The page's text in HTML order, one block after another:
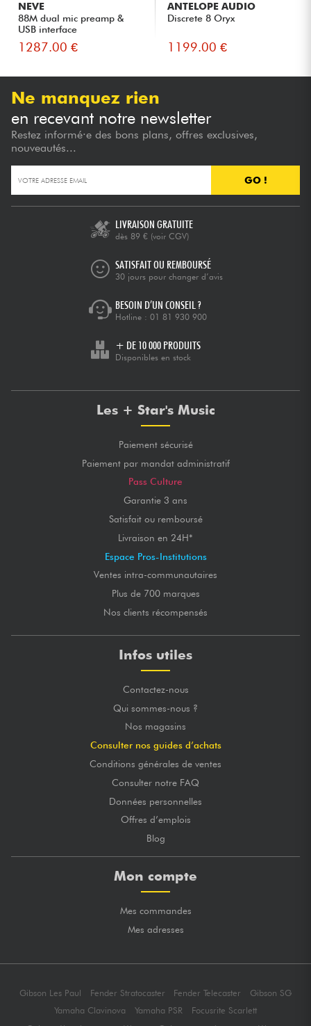
NEVE
88M dual mic preamp &
USB interface
1287.00 €
ANTELOPE AUDIO
Discrete 8 Oryx
1199.00 €
Ne manquez rien
en recevant notre newsletter
Restez informé·e des bons plans, offres exclusives,
nouveautés...
GO !
LIVRAISON GRATUITE
dès 89 € (voir CGV)
SATISFAIT OU REMBOURSÉ
30 jours pour changer d’avis
BESOIN D’UN CONSEIL ?
Hotline : 01 81 930 900
+ DE 10 000 PRODUITS
Disponibles en stock
Les + Star's Music
Paiement sécurisé
Paiement par mandat administratif
Pass Culture
Garantie 3 ans
Satisfait ou remboursé
Livraison en 24H*
Espace Pros-Institutions
Ventes intra-communautaires
Plus de 700 marques
Nos clients récompensés
Infos utiles
Contactez-nous
Qui sommes-nous ?
Nos magasins
Consulter nos guides d’achats
Conditions générales de ventes
Consulter notre FAQ
Données personnelles
Offres d’emplois
Blog
Mon compte
Mes commandes
Mes adresses
Gibson Les Paul Fender Stratocaster Fender Telecaster
Gibson SG
Yamaha Clavinova
Yamaha PSR
Focusrite Scarlett